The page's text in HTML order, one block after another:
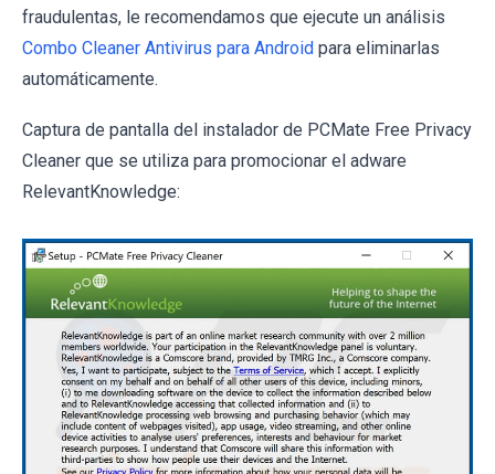
fraudulentas, le recomendamos que ejecute un análisis
Combo Cleaner Antivirus para Android para eliminarlas
automáticamente.
Captura de pantalla del instalador de PCMate Free Privacy
Cleaner que se utiliza para promocionar el adware
RelevantKnowledge: